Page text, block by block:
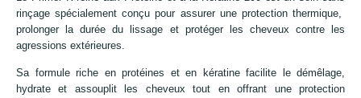
rinçage spécialement conçu pour assurer une protection thermique,
prolonger la durée du lissage et protéger les cheveux contre les
agressions extérieures.
Sa formule riche en protéines et en kératine facilite le démêlage,
hydrate et assouplit les cheveux tout en offrant une protection